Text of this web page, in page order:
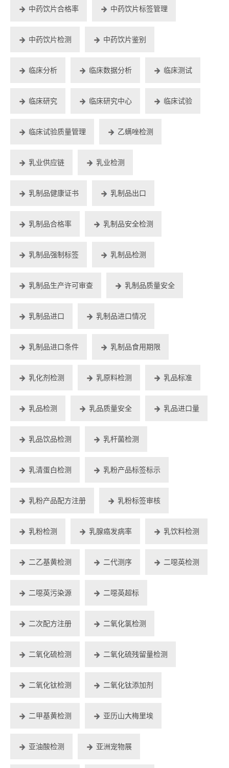
中药饮片合格率 中药饮片标签管理
中药饮片检测 中药饮片鉴别
临床分析 临床数据分析 临床测试
临床研究 临床研究中心 临床试验
临床试验质量管理 乙螨唑检测
乳业供应链 乳业检测
乳制品健康证书 乳制品出口
乳制品合格率 乳制品安全检测
乳制品强制标签 乳制品检测
乳制品生产许可审查 乳制品质量安全
乳制品进口 乳制品进口情况
乳制品进口条件 乳制品食用期限
乳化剂检测 乳原料检测 乳品标准
乳品检测 乳品质量安全 乳品进口量
乳品饮品检测 乳杆菌检测
乳清蛋白检测 乳粉产品标签标示
乳粉产品配方注册 乳粉标签审核
乳粉检测 乳腺癌发病率 乳饮料检测
二乙基黄检测 二代测序 二噁英检测
二噁英污染源 二噁英超标
二次配方注册 二氧化氯检测
二氧化硫检测 二氧化硫残留量检测
二氧化钛检测 二氧化钛添加剂
二甲基黄检测 亚历山大梅里埃
亚油酸检测 亚洲宠物展